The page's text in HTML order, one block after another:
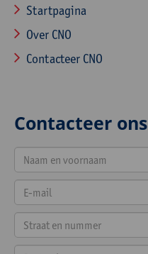
Startpagina
Over CNO
Contacteer CNO
Contacteer ons